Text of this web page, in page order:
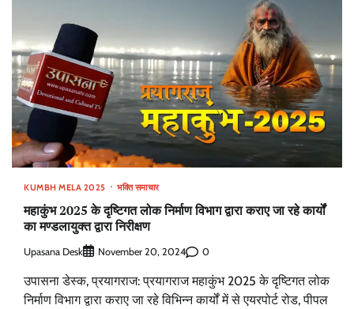
KUMBH MELA 2025 भक्ति समाचार
महाकुंभ 2025 के दृष्टिगत लोक निर्माण विभाग द्वारा कराए जा रहे कार्यों
का मण्डलायुक्त द्वारा निरीक्षण
Upasana Desk November 20, 2024 0
उपासना डेस्क, प्रयागराज: प्रयागराज महाकुंभ 2025 के दृष्टिगत लोक
निर्माण विभाग द्वारा कराए जा रहे विभिन्न कार्यों में से एयरपोर्ट रोड, पीपल